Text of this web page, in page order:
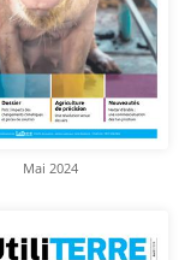
Mai 2024